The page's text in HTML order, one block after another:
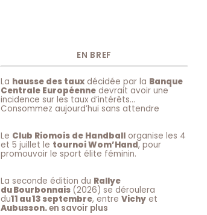
EN BREF
La hausse des taux décidée par la Banque
Centrale Européenne devrait avoir une
incidence sur les taux d’intérêts…
Consommez aujourd’hui sans attendre
Le Club Riomois de Handball organise les 4
et 5 juillet le tournoi Wom’Hand, pour
promouvoir le sport élite féminin.
La seconde édition du Rallye
du Bourbonnais (2026) se déroulera
du11 au 13 septembre, entre Vichy et
Aubusson.en savoir plus